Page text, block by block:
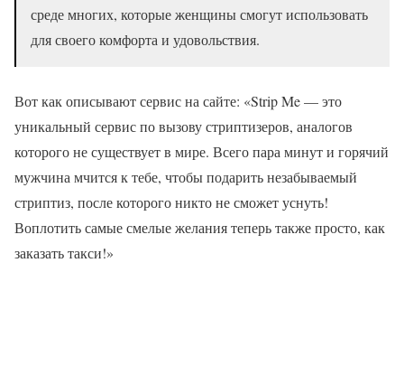
среде многих, которые женщины смогут использовать
для своего комфорта и удовольствия.
Вот как описывают сервис на сайте: «Strip Me — это
уникальный сервис по вызову стриптизеров, аналогов
которого не существует в мире. Всего пара минут и горячий
мужчина мчится к тебе, чтобы подарить незабываемый
стриптиз, после которого никто не сможет уснуть!
Воплотить самые смелые желания теперь также просто, как
заказать такси!»